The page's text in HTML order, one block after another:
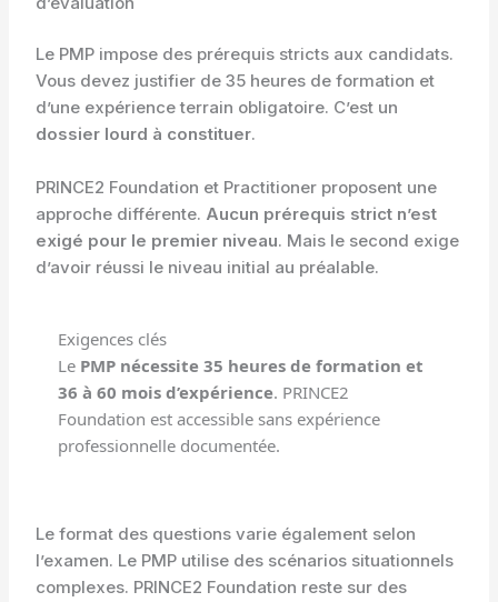
Le PMP impose des prérequis stricts aux candidats.
Vous devez justifier de 35 heures de formation et
d’une expérience terrain obligatoire. C’est un
dossier lourd à constituer.
PRINCE2 Foundation et Practitioner proposent une
approche différente. Aucun prérequis strict n’est
exigé pour le premier niveau. Mais le second exige
d’avoir réussi le niveau initial au préalable.
Exigences clés
Le PMP nécessite 35 heures de formation et
36 à 60 mois d’expérience. PRINCE2
Foundation est accessible sans expérience
professionnelle documentée.
Le format des questions varie également selon
l’examen. Le PMP utilise des scénarios situationnels
complexes. PRINCE2 Foundation reste sur des